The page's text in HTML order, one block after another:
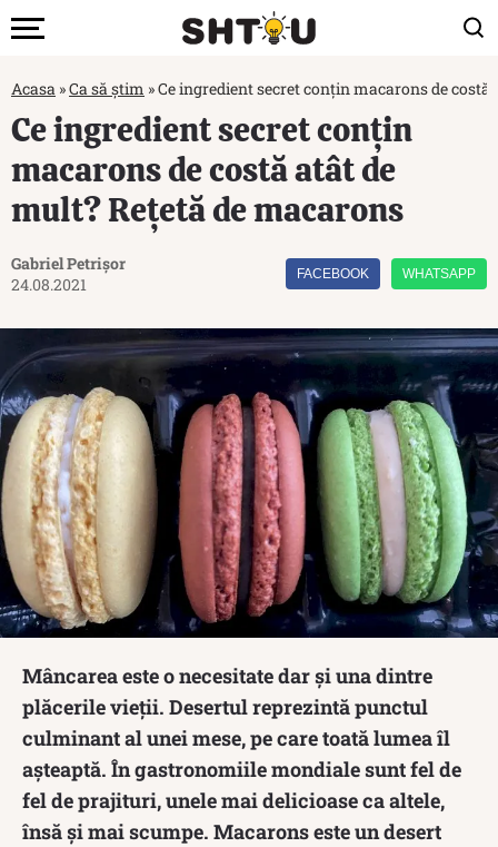
Acasa »Ca să știm »Ce ingredient secret conțin macarons de
Ce ingredient secret conțin
macarons de costă atât de
mult? Rețetă de macarons
Gabriel Petrișor
24.08.2021
FACEBOOK WHATSAPP
Mâncarea este o necesitate dar și una dintre
plăcerile vieții. Desertul reprezintă punctul
culminant al unei mese, pe care toată lumea îl
așteaptă. În gastronomiile mondiale sunt fel de
fel de prajituri, unele mai delicioase ca altele,
însă și mai scumpe. Macarons este un desert